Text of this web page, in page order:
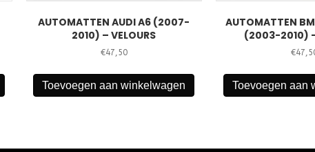
AUTOMATTEN AUDI A6 (2007-
2010) – VELOURS
€47,50
Toevoegen aan winkelwagen
AUTOMATTEN
(2003-2010) –
€
Toevoegen aan